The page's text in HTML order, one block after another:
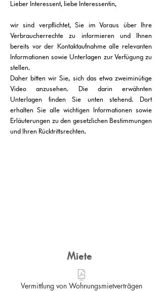
Lieber Interessent, liebe Interessentin,
wir sind verpflichtet, Sie im Voraus über Ihre
Verbraucherrechte zu informieren und Ihnen
bereits vor der
Kontaktaufnahme alle relevanten
Informationen sowie Unterlagen zur Verfügung zu
stellen.
Daher bitten wir Sie, sich das etwa zweiminütige
Video anzusehen. Die darin erwähnten
Unterlagen finden Sie unten stehend. Dort
erhalten Sie alle wichtigen Informationen sowie
Erläuterungen zu den gesetzlichen Bestimmungen
und Ihren Rücktrittsrechten.
Miete
Vermittlung von Wohnungsmietverträgen